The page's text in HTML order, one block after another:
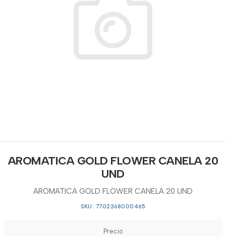
AROMATICA GOLD FLOWER CANELA 20
UND
AROMATICA GOLD FLOWER CANELA 20 UND
SKU: 7702368000465
Precio